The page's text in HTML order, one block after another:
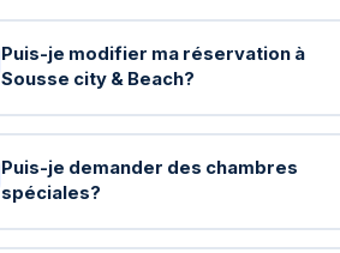
demander un check-in anticipé ou late
(sous réserve de disponibilité). Nous
arrangerons cela gratuitement si
Puis-je modifier ma réservation à
Sousse city & Beach?
Oui, tant que les nouvelles dates sont
disponibles à Sousse city & Beach.
nous au +216 72 320 422 ou par email. Si
remboursons la différence.
Puis-je demander des chambres
spéciales?
Bien sûr! Demande de chambre avec